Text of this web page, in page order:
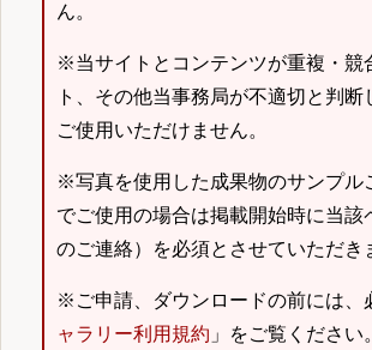
ん。
※当サイトとコンテンツが重複・競
ト、その他当事務局が不適切と判断
ご使用いただけません。
※写真を使用した成果物のサンプル
でご使用の場合は掲載開始時に当該
のご連絡）を必須とさせていただき
※ご申請、ダウンロードの前には、
ャラリー利用規約 」をご覧ください。